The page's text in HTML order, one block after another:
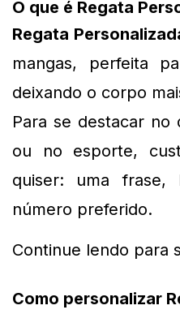
O que é Regata
Regata
mangas, perfeita
deixando o corpo
Para se destacar no
ou no esporte,
quiser: uma
número preferido.
Continue lendo para
Como personalizar